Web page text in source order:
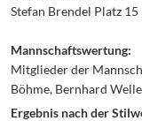
Stefan Brendel Platz 15
Mannschaftswertung:
Mitglieder der
Böhme, Bernhard
Ergebnis nach der